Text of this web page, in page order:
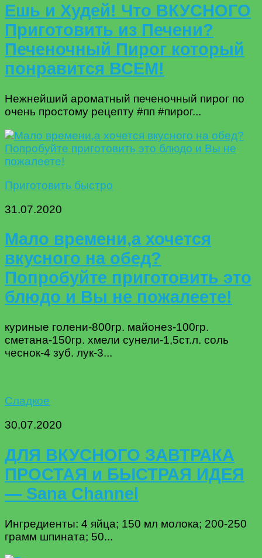
Ешь и Худей! Что ВКУСНОГО
Приготовить из Печени?
Печеночный Пирог который
понравится ВСЕМ!
Нежнейший ароматный печеночный пирог по
очень простому рецепту #пп #пирог...
Приготовить быстро
31.07.2020
Мало времени,а хочется
вкусного на обед?
Попробуйте приготовить это
блюдо и Вы не пожалеете!
куриные голени-800гр. майонез-100гр.
сметана-150гр. хмели сунели-1,5ст.л. соль
чеснок-4 зуб. лук-3...
Сладкое
30.07.2020
ДЛЯ ВКУСНОГО ЗАВТРАКА
ПРОСТАЯ и БЫСТРАЯ ИДЕЯ
— Sana Channel
Ингредиенты: 4 яйца; 150 мл молока; 200-250
грамм шпината; 50...